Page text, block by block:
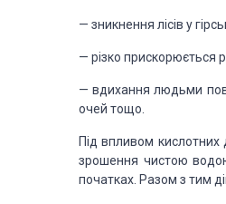
— зникнення лісів у
— різко прискорюється
— вдихання людьми
очей тощо.
Під впливом
зрошення чистою
початках. Разом з тим